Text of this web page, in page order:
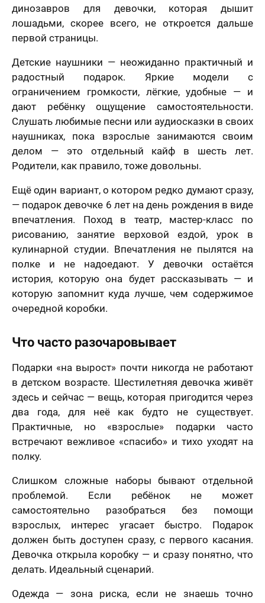
динозавров для девочки, которая дышит
лошадьми, скорее всего, не откроется дальше
первой страницы.
Детские наушники — неожиданно практичный и
радостный подарок. Яркие модели с
ограничением громкости, лёгкие, удобные — и
дают ребёнку ощущение самостоятельности.
Слушать любимые песни или аудиосказки в своих
наушниках, пока взрослые занимаются своим
делом — это отдельный кайф в шесть лет.
Родители, как правило, тоже довольны.
Ещё один вариант, о котором редко думают сразу,
— подарок девочке 6 лет на день рождения в виде
впечатления. Поход в театр, мастер-класс по
рисованию, занятие верховой ездой, урок в
кулинарной студии. Впечатления не пылятся на
полке и не надоедают. У девочки остаётся
история, которую она будет рассказывать — и
которую запомнит куда лучше, чем содержимое
очередной коробки.
Что часто разочаровывает
Подарки «на вырост» почти никогда не работают
в детском возрасте. Шестилетняя девочка живёт
здесь и сейчас — вещь, которая пригодится через
два года, для неё как будто не существует.
Практичные, но «взрослые» подарки часто
встречают вежливое «спасибо» и тихо уходят на
полку.
Слишком сложные наборы бывают отдельной
проблемой. Если ребёнок не может
самостоятельно разобраться без помощи
взрослых, интерес угасает быстро. Подарок
должен быть доступен сразу, с первого касания.
Девочка открыла коробку — и сразу понятно, что
делать. Идеальный сценарий.
Одежда — зона риска, если не знаешь точно